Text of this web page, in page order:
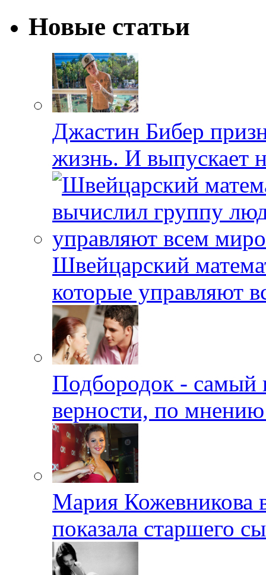
Новые статьи
Джастин Бибер
жизнь. И выпускает
Швейцарский
которые управляют
Подбородок - самый
верности, по
Мария Кожевникова
показала старшего